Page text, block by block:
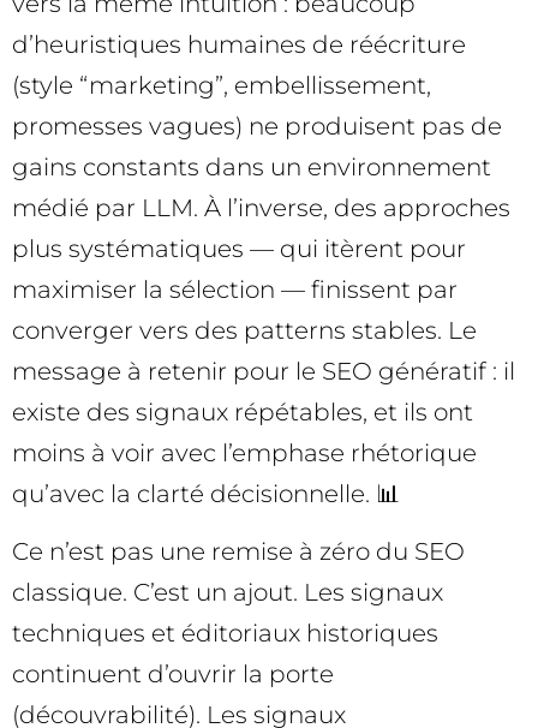
d’heuristiques humaines de réécriture
(style “marketing”, embellissement,
promesses vagues) ne produisent pas de
gains constants dans un environnement
médié par LLM. À l’inverse, des approches
plus systématiques — qui itèrent pour
maximiser la sélection — finissent par
converger vers des patterns stables. Le
message à retenir pour le SEO génératif : il
existe des signaux répétables, et ils ont
moins à voir avec l’emphase rhétorique
qu’avec la clarté décisionnelle. 📊
Ce n’est pas une remise à zéro du SEO
classique. C’est un ajout. Les signaux
techniques et éditoriaux historiques
continuent d’ouvrir la porte
(découvrabilité). Les signaux